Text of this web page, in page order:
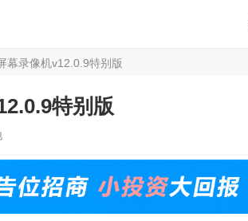
幕录像机v12.0.9特别版
特别版